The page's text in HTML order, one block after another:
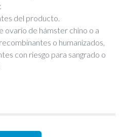
del producto.
ovario de hámster chino o a
o humanizados,
con riesgo para sangrado o